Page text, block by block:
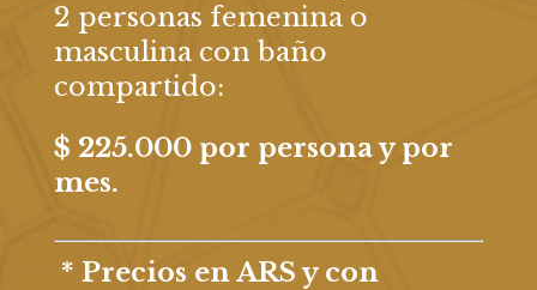
2 personas femenina o
masculina con baño
compartido:
$ 225.000 por persona y por
mes.
* Precios en ARS y con